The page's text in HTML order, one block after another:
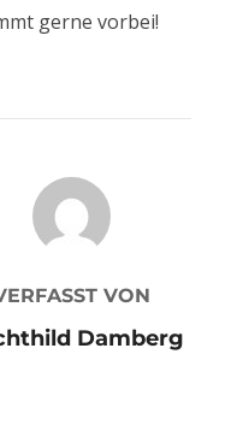
gerne vorbei!
VON
Damberg